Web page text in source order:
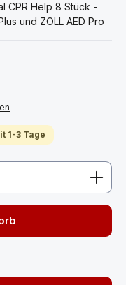
CPR Help 8 Stück -
und ZOLL AED Pro
1-3 Tage
Wert ein